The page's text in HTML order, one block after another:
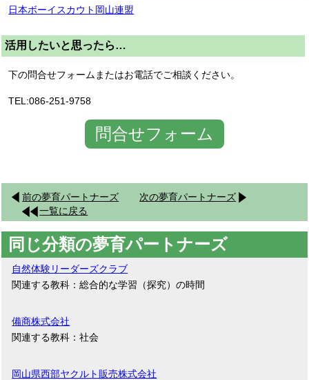
日本ボーイスカウト岡山連盟
活用したいと思ったら…
下の問合せフォームまたはお電話でご相談ください。
TEL:086-251-9758
問合せフォーム
前の夢育パートナーズ
次の夢育パートナーズ
一覧に戻る
同じ分類の夢育パートナーズ
自然体験リーダーズクラブ
関連する教科：総合的な学習（探究）の時間
備商株式会社
関連する教科：社会
岡山県西部ヤクルト販売株式会社